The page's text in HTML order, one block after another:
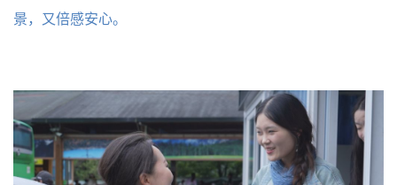
景，又倍感安心。